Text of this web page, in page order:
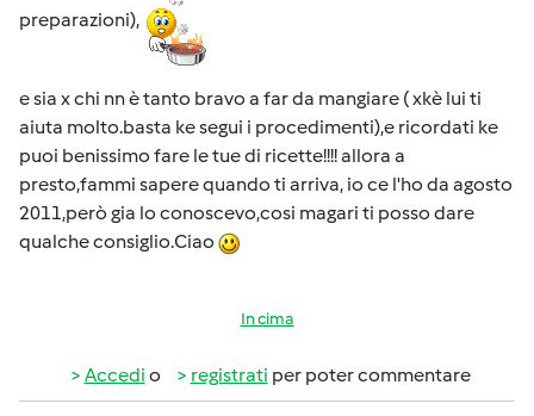
preparazioni),
e sia x chi nn è tanto bravo a far da mangiare ( xkè lui ti
aiuta molto.basta ke segui i procedimenti),e ricordati ke
puoi benissimo fare le tue di ricette!!!! allora a
presto,fammi sapere quando ti arriva, io ce l'ho da agosto
2011,però gia lo conoscevo,cosi magari ti posso dare
qualche consiglio.Ciao
In cima
Accedi o registrati per poter commentare